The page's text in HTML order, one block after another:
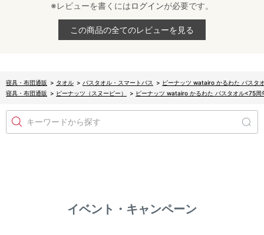
※レビューを書くにはログインが必要です。
この商品の全てのレビューを見る
寝具・布団通販 > タオル > バスタオル・スマートバス > ピーナッツ watairo かるわた バスタ
寝具・布団通販 > ピーナッツ（スヌーピー） > ピーナッツ watairo かるわた バスタオル<75
キーワードから探す
イベント・キャンペーン